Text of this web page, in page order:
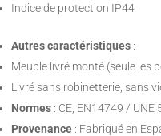
Indice de protection IP44
Autres caractéristiques :
Meuble livré monté (seule les
Livré sans robinetterie, sans
Normes : CE, EN14749 /
Provenance : Fabriqué en